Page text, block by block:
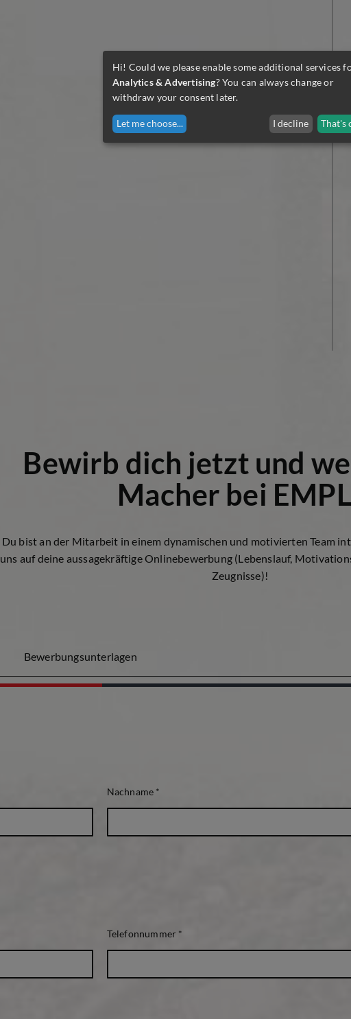
Bewirb dich jetzt und
Macher bei
Du bist an der Mitarbeit in einem dynamischen und motivierten Team
uns auf deine aussagekräftige Onlinebewerbung (Lebenslauf,
Zeugnisse)!
Bewerbungsunterlagen
Nachname *
Telefonnummer *
Hi! Could we please enable some additional services
Analytics & Advertising? You can always change or
withdraw your consent later.
Let me choose... I decline That's